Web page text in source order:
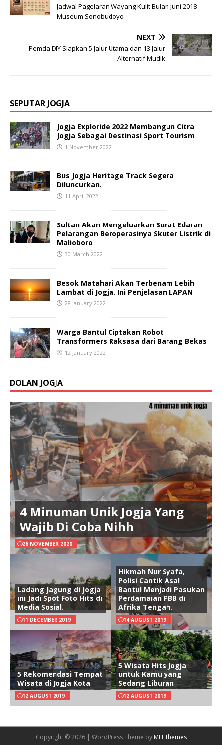
Jadwal Pagelaran Wayang Kulit Bulan Juni 2018
Museum Sonobudoyo
NEXT
Pemda DIY Siapkan 5 Jalur Utama dan 13 Jalur
Alternatif Mudik
SEPUTAR JOGJA
Jogja Exploride 2022 Membangun Citra
Jogja Sebagai Destinasi Sport Tourism
1 November 2022
Bus Jogja Heritage Track Segera
Diluncurkan.
11 April 2022
Sultan Akan Mengeluarkan Surat Edaran
Pelarangan Beroperasinya Skuter Listrik di
Malioboro
30 March 2022
Besok Matahari Akan Terbenam Lebih
Lambat di Jogja. Ini Penjelasan LAPAN
28 January 2022
Warga Bantul Ciptakan Robot
Transformers Raksasa dari Barang Bekas
12 January 2022
DOLAN JOGJA
4 Minuman Unik Jogja Yang
Wajib Di Coba Nihh
26 NOVEMBER 2020
Ladang Jagung di Jogja
ini Jadi Spot Foto Hits di
Media Sosial.
11 DECEMBER 2019
Hikmah Nur Syafa,
Polisi Cantik Asal
Bantul Menjadi Pasukan
Perdamaian PBB di
Afrika Tengah.
14 AUGUST 2019
5 Rekomendasi Tempat
Wisata di Jogja Kota
12 AUGUST 2019
5 Wisata Hits Jogja
untuk Kamu yang
Sedang Liburan
12 AUGUST 2019
Copyright © 2026 | WordPress Theme by MH Themes